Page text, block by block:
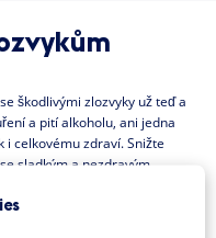
škodlivými zlozvyky už teď a
a pití alkoholu, ani jedna
i celkovému zdraví. Snižte
sladkým a nezdravým